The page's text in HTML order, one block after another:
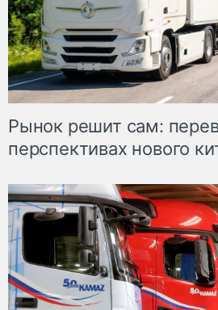
Рынок решит сам:
перспективах нового